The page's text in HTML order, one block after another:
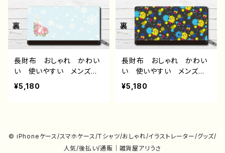
おすすめ 人気 イラスト
レーター 絵師 オリジナ
ル デザイン グッズ ロ
ングウォレット タイトル：群
青 作：みふる
ラストレーター 絵師 オ
リジナル デザイン グッ
ズ ロングウォレットト タ
イトル：またね 作：みふる
長財布 おしゃれ かわい
い 使いやすい メンズ
レディース イラスト おし
ゃれ かわいい 動物 シ
気 イラストレーター クリ
エイター 絵師 オリジナ
¥5,180
長財布 おしゃれ かわい
い 使いやすい メンズ
レディース イラスト シン
プル ポップ 可愛い ゆ
絵師 オリジナル デザイ
ン グッズ ロングウォレッ
¥5,180
© iPhoneケース/スマホケース/Tシャツ/おしゃれ/イラストレーター/グッズ/
人気/後払い/通販｜雑貨屋アリうさ